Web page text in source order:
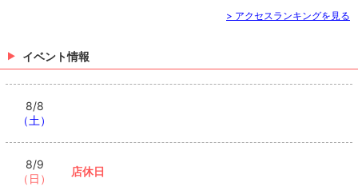
> アクセスランキングを見る
イベント情報
8/8
（土）
8/9
（日）
店休日